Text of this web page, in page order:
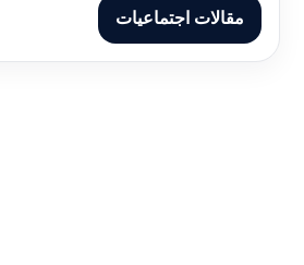
مقالات اجتماعيات